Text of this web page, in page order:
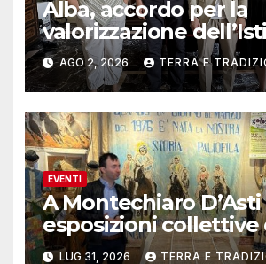
Alba, accordo per la
valorizzazione
musicale Rocca
AGO 2, 2026 TERRA E
EVENTI
A Montechiaro D’Asti
esposizioni collettive
contemporanea
LUG 31, 2026 TERRA E